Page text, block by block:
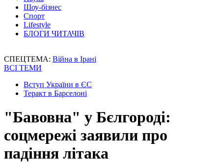
Шоу-бізнес
Спорт
Lifestyle
БЛОГИ ЧИТАЧІВ
СПЕЦТЕМА: Війна в Ірані
ВСІ ТЕМИ
Вступ України в ЄС
Теракт в Барселоні
"Бавовна" у Бєлгороді:
соцмережі заявили про
падіння літака